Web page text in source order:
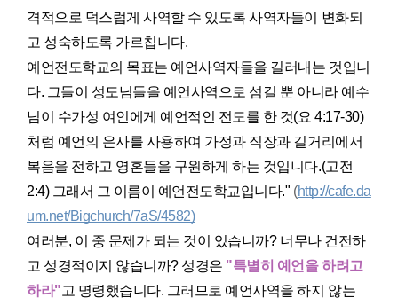
격적으로 덕스럽게 사역할 수 있도록 사역자들이 변화되
고 성숙하도록 가르칩니다.
예언전도학교의 목표는 예언사역자들을 길러내는 것입니
다. 그들이 성도님들을 예언사역으로 섬길 뿐 아니라 예수
님이 수가성 여인에게 예언적인 전도를 한 것(요 4:17-30)
처럼 예언의 은사를 사용하여 가정과 직장과 길거리에서
복음을 전하고 영혼들을 구원하게 하는 것입니다.(고전
2:4) 그래서 그 이름이 예언전도학교입니다." (http://cafe.da
um.net/Bigchurch/7aS/4582)
여러분, 이 중 문제가 되는 것이 있습니까? 너무나 건전하
고 성경적이지 않습니까? 성경은 "특별히 예언을 하려고
하라"고 명령했습니다. 그러므로 예언사역을 하지 않는